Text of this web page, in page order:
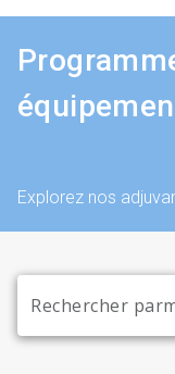
Explorez nos